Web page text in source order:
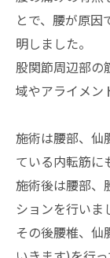
とで、腰が原
明しました。
股関節周辺部の
域やアライメン
施術は腰部、仙
ている内転筋に
施術後は腰部、
ションを行いま
その後腰椎、仙